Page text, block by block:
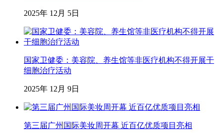
2025年 12月 5日
国家卫健委：美容院、养生馆等非医疗机构不得开展干
细胞治疗活动
2025年 12月 9日
第三届广州国际美妆周开幕 近百亿优质项目亮相